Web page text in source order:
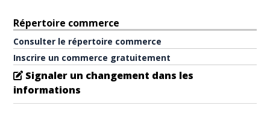
Répertoire commerce
Consulter le répertoire commerce
Inscrire un commerce gratuitement
Signaler un changement dans les
informations